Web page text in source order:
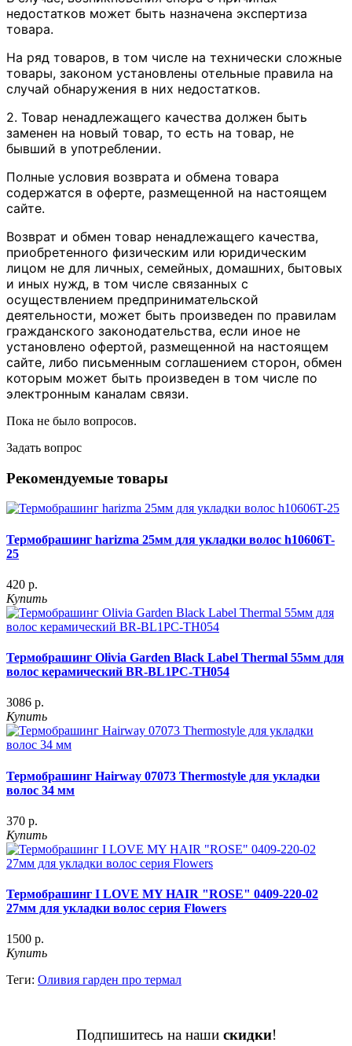
недостатков может быть назначена экспертиза
товара.
На ряд товаров, в том числе на технически сложные
товары, законом установлены отельные правила на
случай обнаружения в них недостатков.
2. Товар ненадлежащего качества должен быть
заменен на новый товар, то есть на товар, не
бывший в употреблении.
Полные условия возврата и обмена товара
содержатся в оферте, размещенной на настоящем
сайте.
Возврат и обмен товар ненадлежащего качества,
приобретенного физическим или юридическим
лицом не для личных, семейных, домашних, бытовых
и иных нужд, в том числе связанных с
осуществлением предпринимательской
деятельности, может быть произведен по правилам
гражданского законодательства, если иное не
установлено офертой, размещенной на настоящем
сайте, либо письменным соглашением сторон, обмен
которым может быть произведен в том числе по
электронным каналам связи.
Пока не было вопросов.
Задать вопрос
Рекомендуемые товары
Термобрашинг harizma 25мм для укладки волос h10606T-
25
420 р.
Купить
Термобрашинг Olivia Garden Black Label Thermal 55мм для
волос керамический BR-BL1PC-TH054
3086 р.
Купить
Термобрашинг Hairway 07073 Thermostyle для укладки
волос 34 мм
370 р.
Купить
Термобрашинг I LOVE MY HAIR "ROSE" 0409-220-02
27мм для укладки волос серия Flowers
1500 р.
Купить
Теги: Оливия гарден про термал
Подпишитесь на наши скидки!